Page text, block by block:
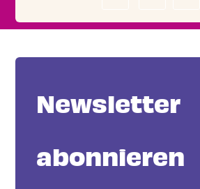
Newsletter
abonnieren